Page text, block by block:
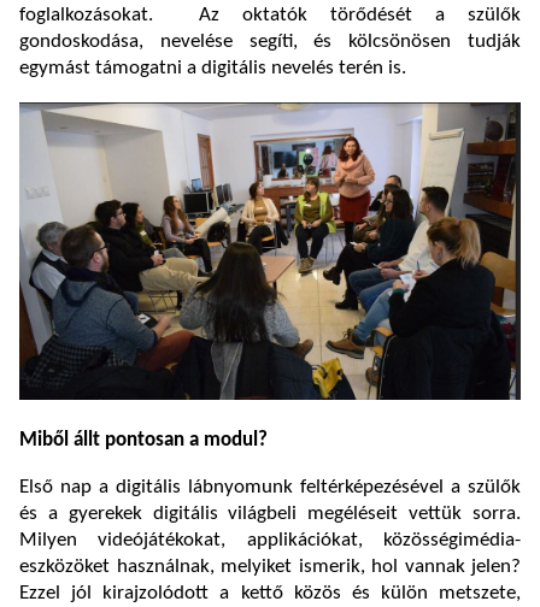
foglalkozásokat. Az oktatók törődését a szülők
gondoskodása, nevelése segíti, és kölcsönösen tudják
egymást támogatni a digitális nevelés terén is.
Miből állt pontosan a modul?
Első nap a digitális lábnyomunk feltérképezésével a szülők
és a gyerekek digitális világbeli megéléseit vettük sorra.
Milyen videójátékokat, applikációkat, közösségimédia-
eszközöket használnak, melyiket ismerik, hol vannak jelen?
Ezzel jól kirajzolódott a kettő közös és külön metszete,